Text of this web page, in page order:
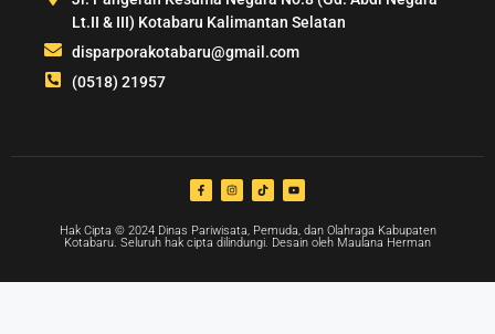
Lt.II & III) Kotabaru Kalimantan Selatan
disparporakotabaru@gmail.com
(0518) 21957
Hak Cipta © 2024 Dinas Pariwisata, Pemuda, dan Olahraga Kabupaten
Kotabaru. Seluruh hak cipta dilindungi. Desain oleh Maulana Herman